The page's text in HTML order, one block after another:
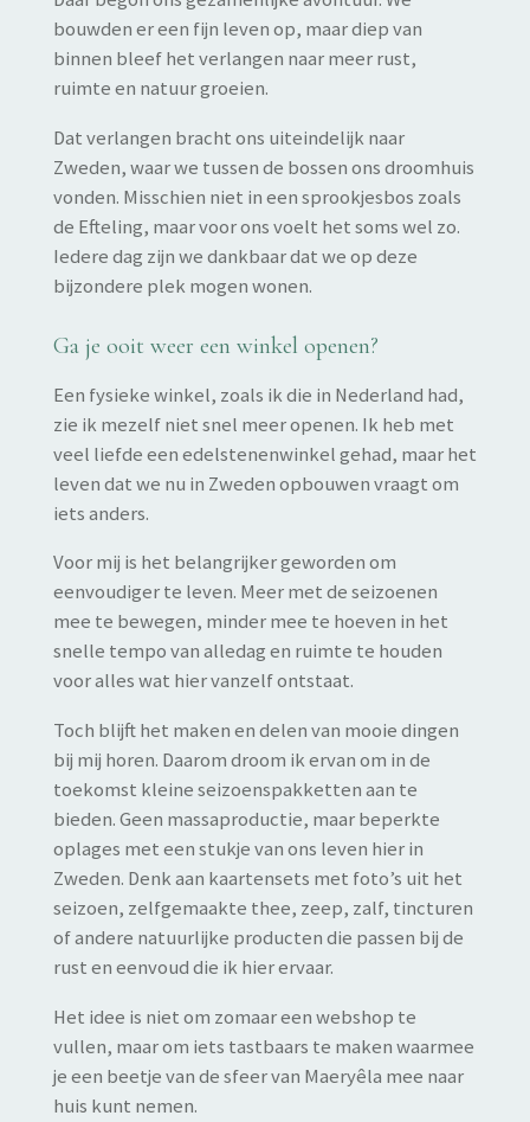
bouwden er een fijn leven op, maar diep van
binnen bleef het verlangen naar meer rust,
ruimte en natuur groeien.
Dat verlangen bracht ons uiteindelijk naar
Zweden, waar we tussen de bossen ons droomhuis
vonden. Misschien niet in een sprookjesbos zoals
de Efteling, maar voor ons voelt het soms wel zo.
Iedere dag zijn we dankbaar dat we op deze
bijzondere plek mogen wonen.
Ga je ooit weer een winkel openen?
Een fysieke winkel, zoals ik die in Nederland had,
zie ik mezelf niet snel meer openen. Ik heb met
veel liefde een edelstenenwinkel gehad, maar het
leven dat we nu in Zweden opbouwen vraagt om
iets anders.
Voor mij is het belangrijker geworden om
eenvoudiger te leven. Meer met de seizoenen
mee te bewegen, minder mee te hoeven in het
snelle tempo van alledag en ruimte te houden
voor alles wat hier vanzelf ontstaat.
Toch blijft het maken en delen van mooie dingen
bij mij horen. Daarom droom ik ervan om in de
toekomst kleine seizoenspakketten aan te
bieden. Geen massaproductie, maar beperkte
oplages met een stukje van ons leven hier in
Zweden. Denk aan kaartensets met foto’s uit het
seizoen, zelfgemaakte thee, zeep, zalf, tincturen
of andere natuurlijke producten die passen bij de
rust en eenvoud die ik hier ervaar.
Het idee is niet om zomaar een webshop te
vullen, maar om iets tastbaars te maken waarmee
je een beetje van de sfeer van Maeryêla mee naar
huis kunt nemen.